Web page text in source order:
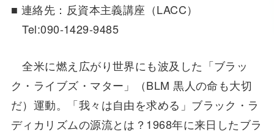
■ 連絡先：反資本主義講座（LACC）
Tel:090-1429-9485
全米に燃え広がり世界にも波及した「ブラッ
ク・ライブズ・マター」（BLM 黒人の命も大切
だ）運動。「我々は自由を求める」ブラック・ラ
ディカリズムの源流とは？1968年に来日したブラ